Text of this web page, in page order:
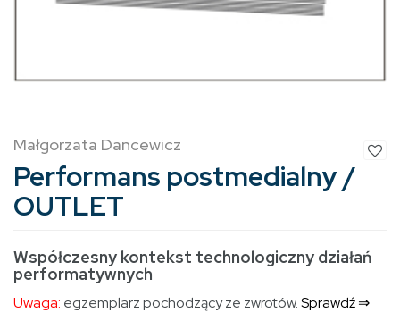
Małgorzata Dancewicz
Performans postmedialny /
OUTLET
Współczesny kontekst technologiczny działań
performatywnych
Uwaga: egzemplarz pochodzący ze zwrotów.Sprawdź ⇒